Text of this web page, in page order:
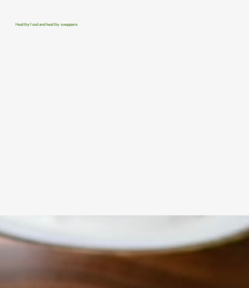
Healthy food and healthy swappers